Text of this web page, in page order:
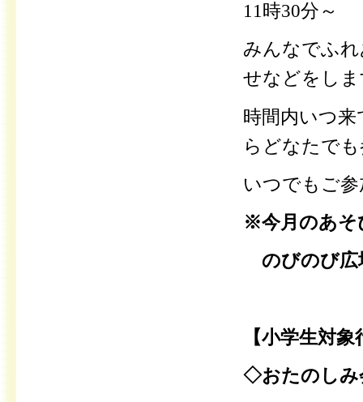
11時30分～
みんなでふ
せなどをし
時間内いつ
らどなたで
いつでもご
※今月のあそ
のびのび広
【小学生対
◇おたのしみ